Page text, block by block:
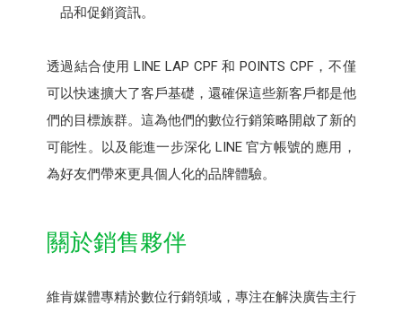
品和促銷資訊。
透過結合使用 LINE LAP CPF 和 POINTS CPF，不僅
可以快速擴大了客戶基礎，還確保這些新客戶都是他
們的目標族群。這為他們的數位行銷策略開啟了新的
可能性。以及能進一步深化 LINE 官方帳號的應用，
為好友們帶來更具個人化的品牌體驗。
關於銷售夥伴
維肯媒體專精於數位行銷領域，專注在解決廣告主行